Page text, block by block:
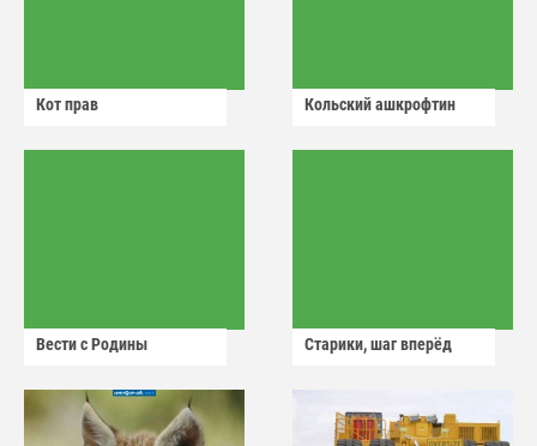
Кот прав Кольский ашкрофтин
Вести с Родины Старики, шаг вперёд